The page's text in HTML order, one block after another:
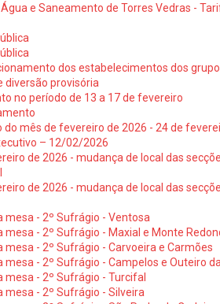
e Saneamento de Torres Vedras -
dos estabelecimentos dos
diversão provisória
no período de 13 a 17 de fevereiro
do mês de fevereiro de 2026 - 24 de
– 12/02/2026
de 2026 - mudança de local das
de 2026 - mudança de local das
mesa - 2º Sufrágio - Ventosa
- 2º Sufrágio - Maxial e Monte
- 2º Sufrágio - Carvoeira e Carmões
- 2º Sufrágio - Campelos e Outeiro
mesa - 2º Sufrágio - Turcifal
mesa - 2º Sufrágio - Silveira